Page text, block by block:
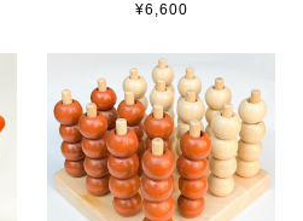
¥6,600